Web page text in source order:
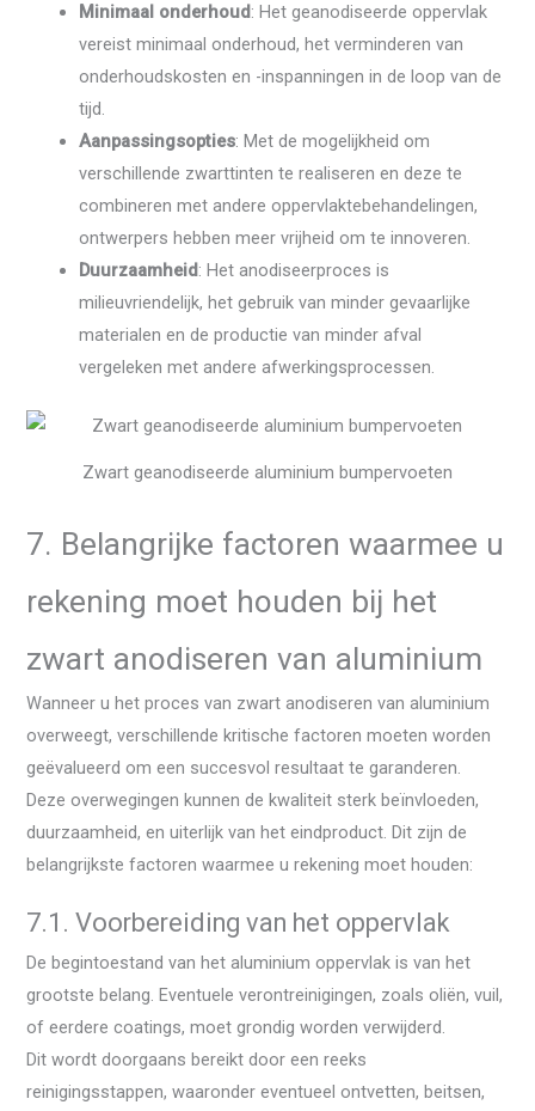
Minimaal onderhoud : Het geanodiseerde oppervlak
vereist minimaal onderhoud, het verminderen van
onderhoudskosten en -inspanningen in de loop van de
tijd.
Aanpassingsopties: Met de mogelijkheid om
verschillende zwarttinten te realiseren en deze te
combineren met andere oppervlaktebehandelingen,
ontwerpers hebben meer vrijheid om te innoveren.
Duurzaamheid : Het anodiseerproces is
milieuvriendelijk, het gebruik van minder gevaarlijke
materialen en de productie van minder afval
vergeleken met andere afwerkingsprocessen.
Zwart geanodiseerde aluminium bumpervoeten
7. Belangrijke factoren waarmee u
rekening moet houden bij het
zwart anodiseren van aluminium
Wanneer u het proces van zwart anodiseren van aluminium
overweegt, verschillende kritische factoren moeten worden
geëvalueerd om een ​​succesvol resultaat te garanderen.
Deze overwegingen kunnen de kwaliteit sterk beïnvloeden,
duurzaamheid, en uiterlijk van het eindproduct. Dit zijn de
belangrijkste factoren waarmee u rekening moet houden:
7.1. Voorbereiding van het oppervlak
De begintoestand van het aluminium oppervlak is van het
grootste belang. Eventuele verontreinigingen, zoals oliën, vuil,
of eerdere coatings, moet grondig worden verwijderd.
Dit wordt doorgaans bereikt door een reeks
reinigingsstappen, waaronder eventueel ontvetten, beitsen,